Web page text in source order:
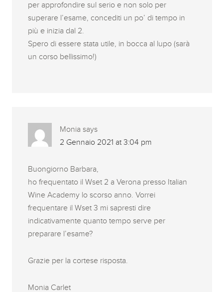
per approfondire sul serio e non solo per
superare l’esame, concediti un po’ di tempo in
più e inizia dal 2.
Spero di essere stata utile, in bocca al lupo (sarà
un corso bellissimo!)
Monia says
2 Gennaio 2021 at 3:04 pm
Buongiorno Barbara,
ho frequentato il Wset 2 a Verona presso Italian
Wine Academy lo scorso anno. Vorrei
frequentare il Wset 3 mi sapresti dire
indicativamente quanto tempo serve per
preparare l’esame?
Grazie per la cortese risposta.
Monia Carlet